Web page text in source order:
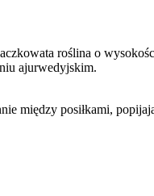
roślina o
ajurwedyjskim.
między posiłkami,